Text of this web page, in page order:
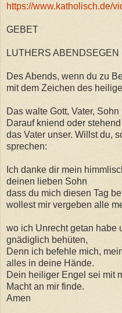
https://www.katholisch.de/
GEBET
LUTHERS ABENDSEGEN
Des Abends, wenn du zu
mit dem Zeichen des
Das walte Gott, Vater,
Darauf kniend oder
das Vater unser. Willst du,
sprechen:
Ich danke dir mein
deinen lieben Sohn
dass du mich diesen Tag
wollest mir vergeben alle
wo ich Unrecht getan habe
gnädiglich behüten,
Denn ich befehle mich,
alles in deine Hände.
Dein heiliger Engel sei mit
Macht an mir finde.
Amen